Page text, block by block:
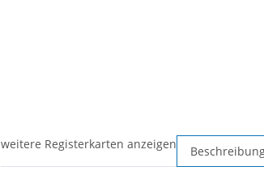
weitere Registerkarten anzeigen